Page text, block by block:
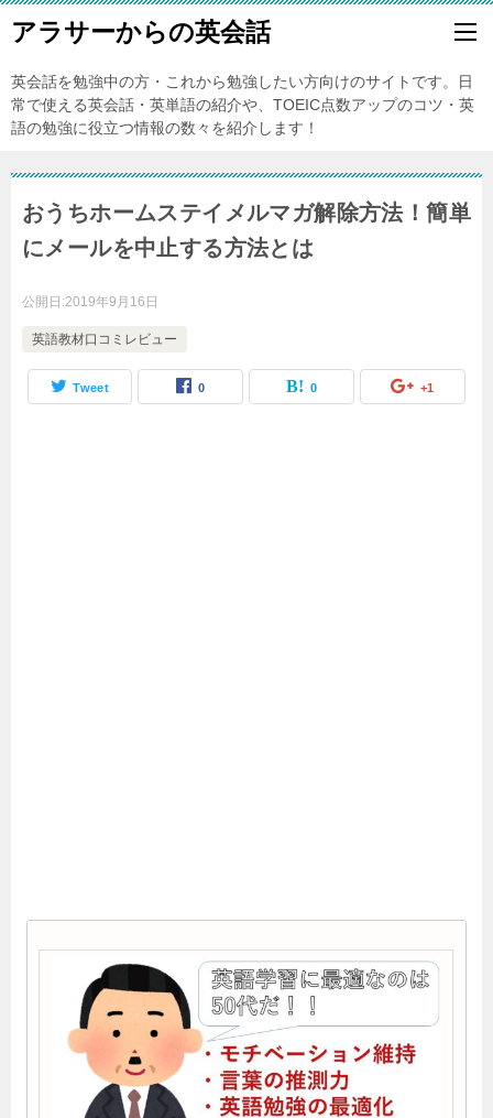
アラサーからの英会話
英会話を勉強中の方・これから勉強したい方向けのサイトです。日
常で使える英会話・英単語の紹介や、TOEIC点数アップのコツ・英
語の勉強に役立つ情報の数々を紹介します！
おうちホームステイメルマガ解除方法！簡単
にメールを中止する方法とは
公開日:2019年9月16日
英語教材口コミレビュー
Tweet 0 0 +1